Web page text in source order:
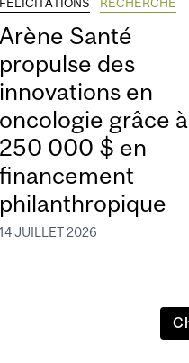
FÉLICITATIONS RECHERCHE
Arène Santé
propulse des
innovations en
oncologie grâce à
250 000 $ en
financement
philanthropique
14 JUILLET 2026